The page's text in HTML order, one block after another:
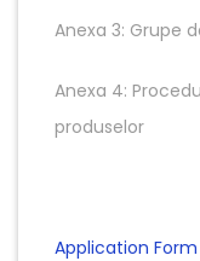
Anexa 3: Grupe
Anexa 4:
produselor
Application Form